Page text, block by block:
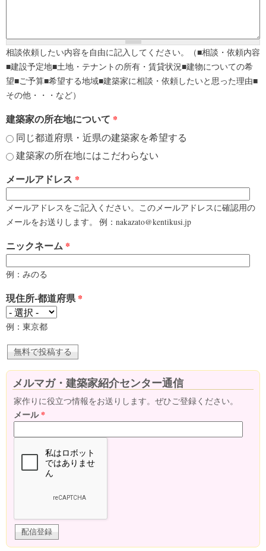
相談依頼したい内容を自由に記入してください。（■相談・依頼内容
■建設予定地■土地・テナントの所有・賃貸状況■建物についての希
望■ご予算■希望する地域■建築家に相談・依頼したいと思った理由■
その他・・・など）
建築家の所在地について *
同じ都道府県・近県の建築家を希望する
建築家の所在地にはこだわらない
メールアドレス *
メールアドレスをご記入ください。このメールアドレスに確認用の
メールをお送りします。 例：nakazato@kentikusi.jp
ニックネーム *
例：みのる
現住所-都道府県*
例：東京都
メルマガ・建築家紹介センター通信
家作りに役立つ情報をお送りします。ぜひご登録ください。
メール*